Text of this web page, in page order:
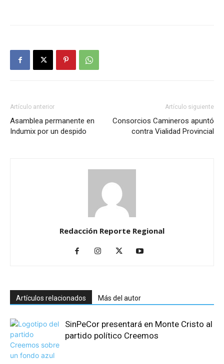
Artículo anterior
Asamblea permanente en
Indumix por un despido
Artículo siguiente
Consorcios Camineros apuntó
contra Vialidad Provincial
Redacción Reporte Regional
Artículos relacionados Más del autor
SinPeCor presentará en Monte Cristo al
partido político Creemos